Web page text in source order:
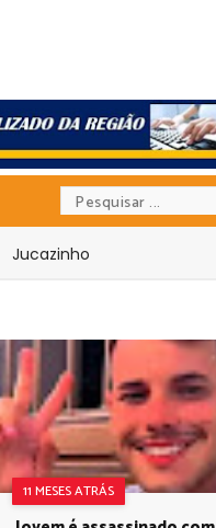
Jucazinho
11 MESES ATRÁS